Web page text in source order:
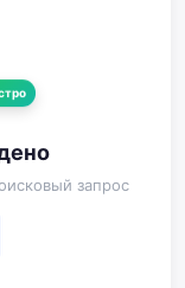
запрос